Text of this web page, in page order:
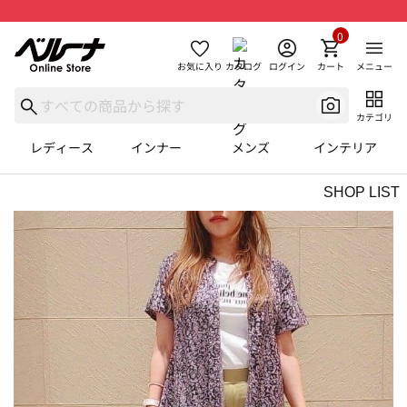
お気に入り カタログ ログイン カート
0
メニュー
カテゴリ
レディース インナー メンズ インテリア
SHOP LIST